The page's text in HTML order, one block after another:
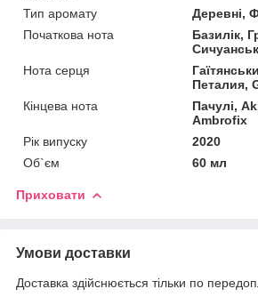
Тип аромату
Деревні,
Початкова нота
Базилік,
Нота серця
Петалия,
Кінцева нота
Пачулі,
Ambrofix
Рік випуску
2020
Об`єм
60 мл
Приховати
Умови доставки
Доставка здійснюється тільки по